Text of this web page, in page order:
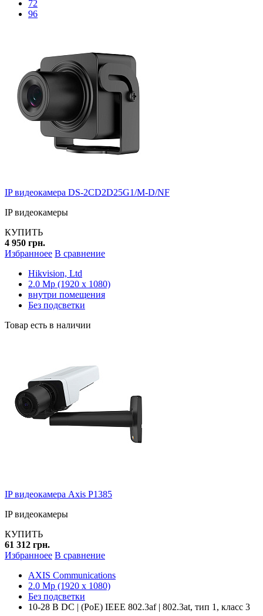
72
96
IP видеокамера DS-2CD2D25G1/M-D/NF
IP видеокамеры
КУПИТЬ
4 950 грн.
Избранноее В сравнение
Hikvision, Ltd
2.0 Mp (1920 x 1080)
внутри помещения
Без подсветки
Товар есть в наличии
IP видеокамера Axis P1385
IP видеокамеры
КУПИТЬ
61 312 грн.
Избранноее В сравнение
AXIS Communications
2.0 Mp (1920 x 1080)
Без подсветки
10-28 В DC | (PoE) IEEE 802.3af | 802.3at, тип 1, класс 3